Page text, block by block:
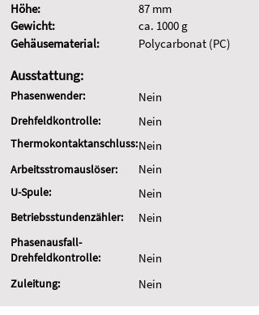
Höhe:
Gewicht:
Gehäusematerial:
87 mm
ca. 1000 g
Polycarbonat (PC)
Ausstattung:
Phasenwender: Nein
Drehfeldkontrolle: Nein
Thermokontaktanschluss:Nein
Arbeitsstromauslöser:
U-Spule:
Nein
Nein
Betriebsstundenzähler: Nein
Phasenausfall-
Drehfeldkontrolle:
Nein
Zuleitung: Nein